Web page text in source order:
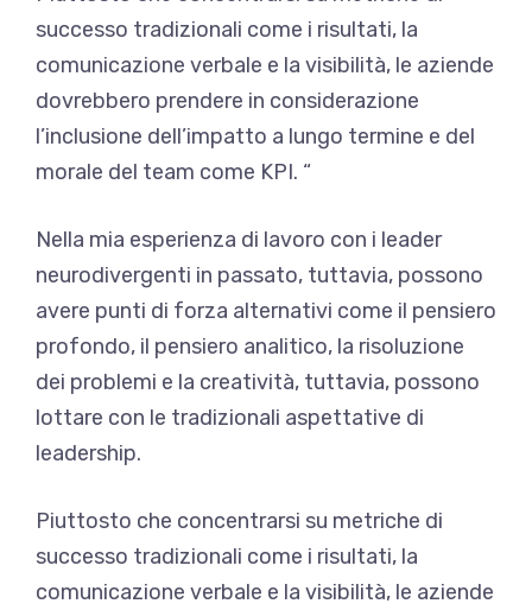
successo tradizionali come i risultati, la
comunicazione verbale e la visibilità, le aziende
dovrebbero prendere in considerazione
l’inclusione dell’impatto a lungo termine e del
morale del team come KPI. “
Nella mia esperienza di lavoro con i leader
neurodivergenti in passato, tuttavia, possono
avere punti di forza alternativi come il pensiero
profondo, il pensiero analitico, la risoluzione
dei problemi e la creatività, tuttavia, possono
lottare con le tradizionali aspettative di
leadership.
Piuttosto che concentrarsi su metriche di
successo tradizionali come i risultati, la
comunicazione verbale e la visibilità, le aziende